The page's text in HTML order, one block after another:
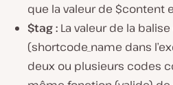
que la valeur de $content
$tag : La valeur de la
(shortcode_name dans
deux ou plusieurs codes